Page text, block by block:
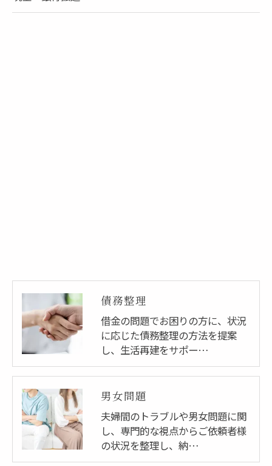
債務整理
借金の問題でお困りの方に、状況
に応じた債務整理の方法を提案
し、生活再建をサポー…
男女問題
夫婦間のトラブルや男女問題に関
し、専門的な視点からご依頼者様
の状況を整理し、納…